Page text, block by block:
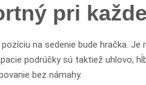
pri
na sedenie bude hračka. Je
podrúčky sú taktiež uhlovo,
bez námahy.